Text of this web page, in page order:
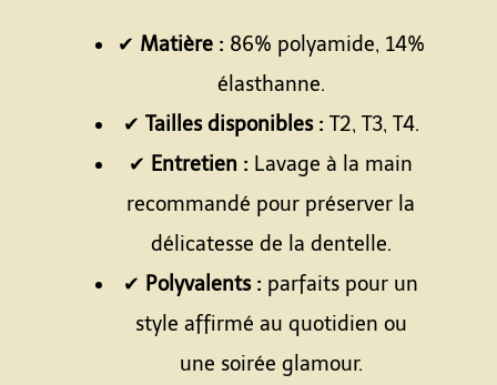
✔ Matière : 86% polyamide, 14%
élasthanne.
✔ Tailles disponibles : T2, T3, T4.
✔ Entretien : Lavage à la main
recommandé pour préserver la
délicatesse de la dentelle.
✔ Polyvalents : parfaits pour un
style affirmé au quotidien ou
une soirée glamour.